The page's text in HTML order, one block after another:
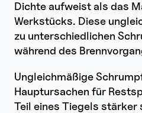
Dichte aufweist als das
Werkstücks. Diese
zu unterschiedlichen
während des
Ungleichmäßige
Hauptursachen für
Teil eines Tiegels stärker